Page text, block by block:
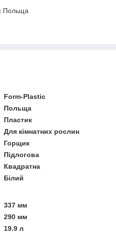
Польща
Form-Plastic
Польща
Пластик
Для кімнатних рослин
Горщик
Підлогова
Квадратна
Білий
337 мм
290 мм
19.9 л